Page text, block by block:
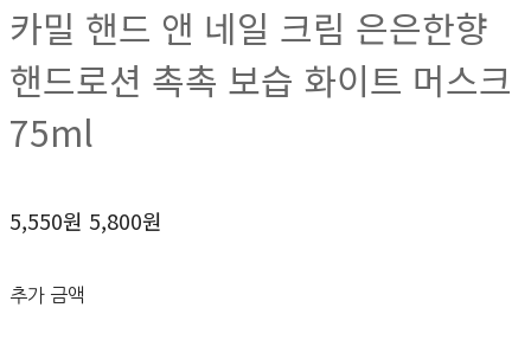
카밀 핸드 앤 네일 크림 은은한향
핸드로션 촉촉 보습 화이트 머스크
75ml
5,550원 5,800원
추가 금액